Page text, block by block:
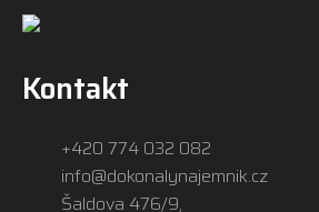
Kontakt
+420 774 032 082
info@dokonalynajemnik.cz
Šaldova 476/9,